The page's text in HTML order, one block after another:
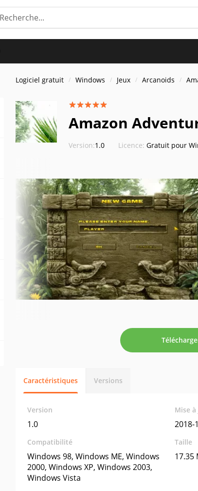
Logiciel gratuit Windows Jeux Arcanoids
Amazon
Version:1.0 Licence: Gratuit pour
Caractéristiques Versions
Version
1.0
Mise
2018-
Compatibilité
Windows 98, Windows ME, Windows
2000, Windows XP, Windows 2003,
Windows Vista
Taille
17.35